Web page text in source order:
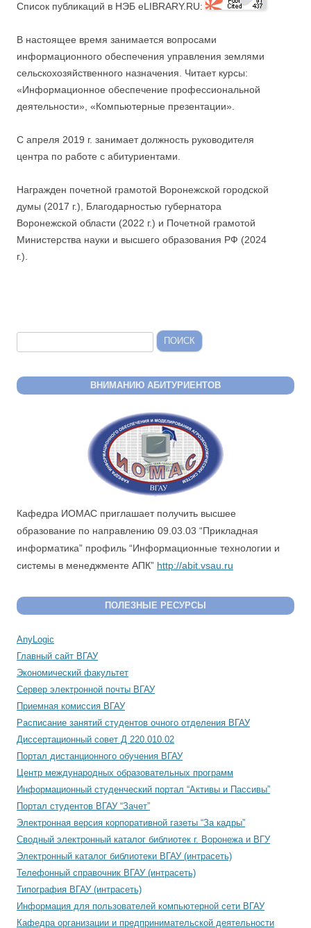
Список публикаций в НЭБ eLIBRARY.RU:
В настоящее время занимается вопросами
информационного обеспечения управления землями
сельскохозяйственного назначения. Читает курсы:
«Информационное обеспечение профессиональной
деятельности», «Компьютерные презентации».
С апреля 2019 г. занимает должность руководителя
центра по работе с абитуриентами.
Награжден почетной грамотой Воронежской городской
думы (2017 г.), Благодарностью губернатора
Воронежской области (2022 г.) и Почетной грамотой
Министерства науки и высшего образования РФ (2024
г.).
ВНИМАНИЮ АБИТУРИЕНТОВ
Кафедра ИОМАС приглашает получить высшее
образование по направлению 09.03.03 “Прикладная
информатика” профиль “Информационные технологии и
системы в менеджменте АПК” http://abit.vsau.ru
ПОЛЕЗНЫЕ РЕСУРСЫ
AnyLogic
Главный сайт ВГАУ
Экономический факультет
Сервер электронной почты ВГАУ
Приемная комиссия ВГАУ
Расписание занятий студентов очного отделения ВГАУ
Диссертационный совет Д 220.010.02
Портал дистанционного обучения ВГАУ
Центр международных образовательных программ
Информационный студенческий портал “Активы и Пассивы”
Портал студентов ВГАУ “Зачет”
Электронная версия корпоративной газеты “За кадры”
Сводный электронный каталог библиотек г. Воронежа и ВГУ
Электронный каталог библиотеки ВГАУ (интрасеть)
Телефонный справочник ВГАУ (интрасеть)
Типография ВГАУ (интрасеть)
Информация для пользователей компьютерной сети ВГАУ
Кафедра организации и предпринимательской деятельности